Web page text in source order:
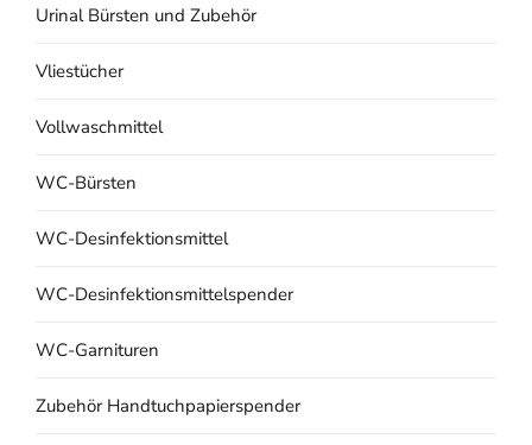
Urinal Bürsten und Zubehör
Vliestücher
Vollwaschmittel
WC-Bürsten
WC-Desinfektionsmittel
WC-Desinfektionsmittelspender
WC-Garnituren
Zubehör Handtuchpapierspender